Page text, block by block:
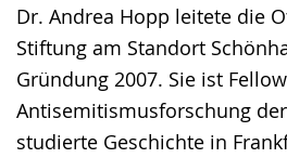
Dr. Andrea Hopp leitete die
Stiftung am Standort
Gründung 2007. Sie ist
Antisemitismusforschung
studierte Geschichte in